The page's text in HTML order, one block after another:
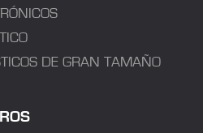
DE GRAN TAMAÑO